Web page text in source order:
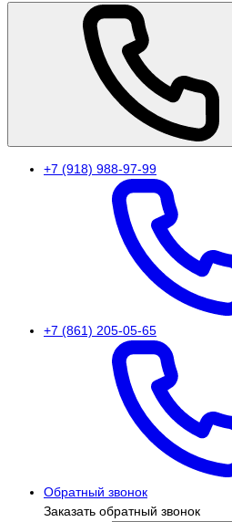
+7 (918) 988-97-99
+7 (861) 205-05-65
Обратный звонок
Заказать обратный звонок